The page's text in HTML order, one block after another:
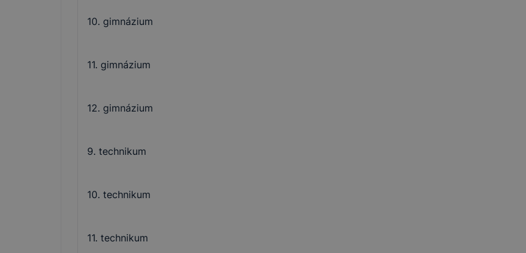
10. gimnázium
11. gimnázium
12. gimnázium
9. technikum
10. technikum
11. technikum